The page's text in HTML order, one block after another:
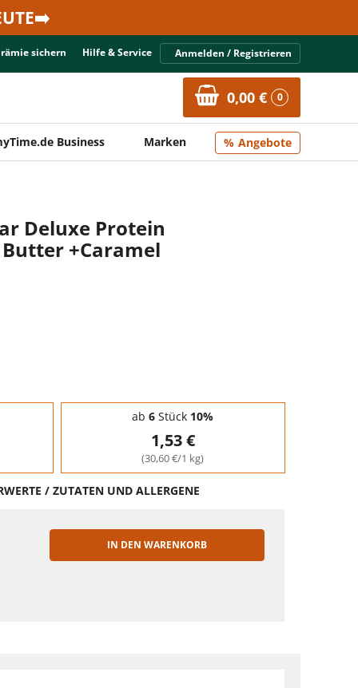
sichern Hilfe & Service Anmelden / Registrieren
0,00 € 0
Business Marken Angebote
Deluxe Protein
+Caramel
ab 6 Stück 10%
1,53 €
(30,60 €/1 kg)
/ ZUTATEN UND ALLERGENE
IN DEN WARENKORB